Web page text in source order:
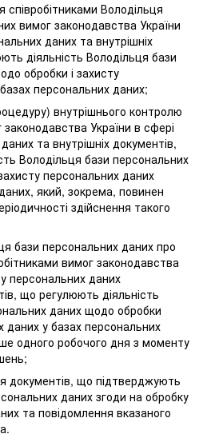
співробітниками Володільця
вимог законодавства України
даних та внутрішніх
діяльність Володільця бази
обробки і захисту
персональних даних;
внутрішнього контролю
України в сфері
та внутрішніх документів,
Володільця бази персональних
персональних даних
який, зокрема, повинен
здійснення такого
бази персональних даних про
вимог законодавства
персональних даних
що регулюють діяльність
даних щодо обробки
даних у базах персональних
одного робочого дня з моменту
документів, що підтверджують
даних згоди на обробку
та повідомлення вказаного